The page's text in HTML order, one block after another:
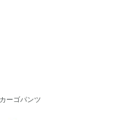
ーゴパンツ